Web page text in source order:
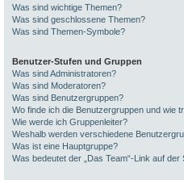
Was sind wichtige Themen?
Was sind geschlossene Themen?
Was sind Themen-Symbole?
Benutzer-Stufen und Gruppen
Was sind Administratoren?
Was sind Moderatoren?
Was sind Benutzergruppen?
Wo finde ich die Benutzergruppen und wie
Wie werde ich Gruppenleiter?
Weshalb werden verschiedene
Was ist eine Hauptgruppe?
Was bedeutet der „Das Team“-Link auf der